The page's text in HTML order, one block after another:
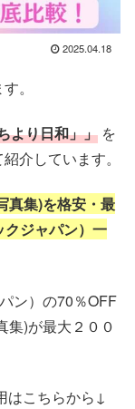
2025.04.18
。
より日和」」 を
介しています。
真集)を格安・最
ジャパン）一
ン）の70％OFF
集)が最大２００
はこちらから↓